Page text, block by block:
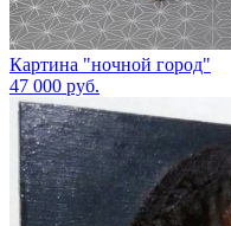
Картина "ночной город"
47 000 руб.